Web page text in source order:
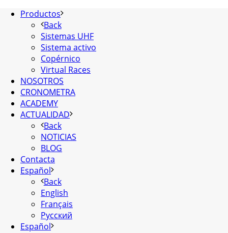
Productos
Back
Sistemas UHF
Sistema activo
Copérnico
Virtual Races
NOSOTROS
CRONOMETRA
ACADEMY
ACTUALIDAD
Back
NOTICIAS
BLOG
Contacta
Español
Back
English
Français
Русский
Español